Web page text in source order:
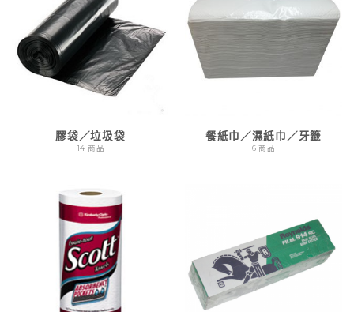
膠袋／垃圾袋
14 商品
餐紙巾／濕紙巾／牙籤
6 商品